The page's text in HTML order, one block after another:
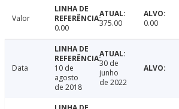
Valor
0.00
375.00 0.00
Data
10 de
agosto
de 2018
30 de
junho
de 2022